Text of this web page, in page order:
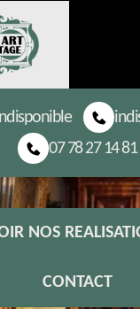
07 78 27 14 81
NOS
CONTACT